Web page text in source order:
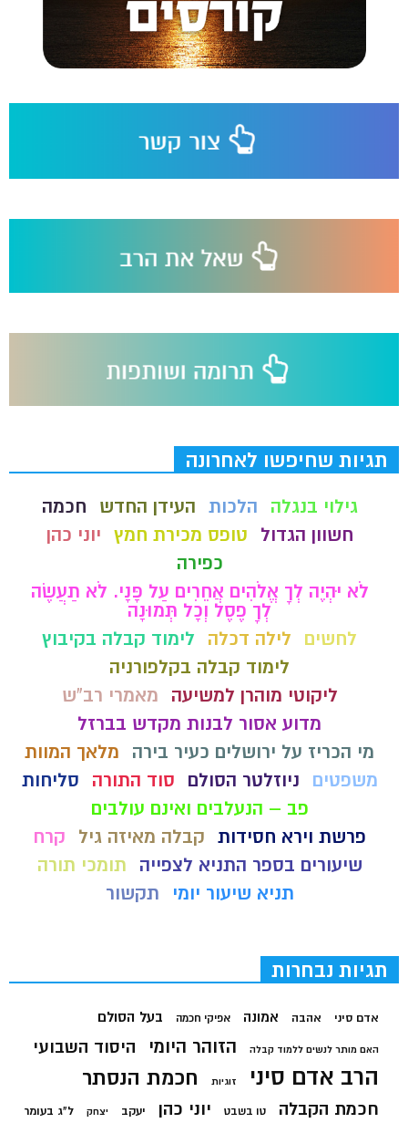
תגיות שחיפשו לאחרונה
גילוי בנגלה הלכות העידן החדש
חכמה
חשוון הגדול
טופס מכירת חמץ יוני כהן
כפירה
לֹא יִהְיֶה לְךָ אֱלֹהִים אֲחֵרִים עַל פָּנָי. לֹא תַעֲשֶׂה
לְךָ פֶסֶל וְכָל תְּמוּנָה
לחשים
לילה דכלה
לימוד קבלה בקיבוץ
לימוד קבלה בקלפורניה
ליקוטי מוהרן למשיעה
מאמרי רב"ש
מדוע אסור לבנות מקדש בברזל
מי הכריז על ירושלים כעיר בירה
מלאך המוות
משפטים
ניוזלטר הסולם סוד התורה
סליחות
פב – הנעלבים ואינם עולבים
פרשת וירא חסידות קבלה מאיזה גיל
קרח
שיעורים בספר התניא לצפייה
תומכי תורה
תניא שיעור יומי
תקשור
תגיות נבחרות
אדם סיני אהבה אמונה אפיקי חכמה בעל הסולם
האם מותר לנשים ללמוד קבלה הזוהר היומי היסוד השבועי
הרב אדם סיני זוגיות חכמת הנסתר
חכמת הקבלה טו בשבט יוני כהן יעקב יצחק ל"ג בעומר